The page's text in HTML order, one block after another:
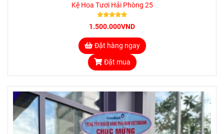
Kệ Hoa Tươi Hải Phòng 25
1.500.000VND
Đặt hàng ngay
Đặt mua